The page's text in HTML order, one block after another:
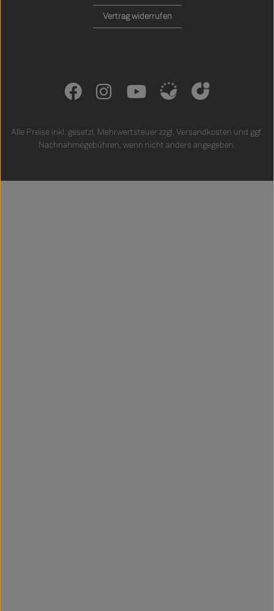
Vertrag widerrufen
Alle Preise inkl. gesetzl. Mehrwertsteuer zzgl. Versandkosten und ggf.
Nachnahmegebühren, wenn nicht anders angegeben.